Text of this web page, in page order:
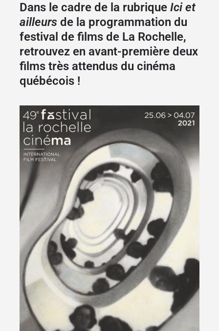
Dans le cadre de la rubrique Ici et
ailleurs de la programmation du
festival de films de La Rochelle,
retrouvez en avant-première deux
films très attendus du cinéma
québécois !